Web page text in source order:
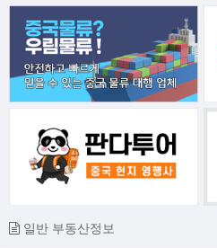
일반 부동산정보